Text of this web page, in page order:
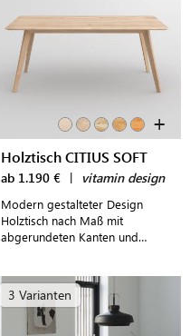
+
Holztisch CITIUS SOFT
ab 1.190 € | vitamin design
Modern gestalteter Design
Holztisch nach Maß mit
abgerundeten Kanten und
3 Varianten